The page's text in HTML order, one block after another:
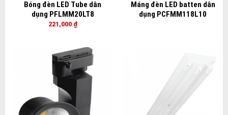
Bóng đèn LED Tube dân
dụng PFLMM20LT8
221,000 ₫
Máng đèn LED batten dân
dụng PCFMM118L10